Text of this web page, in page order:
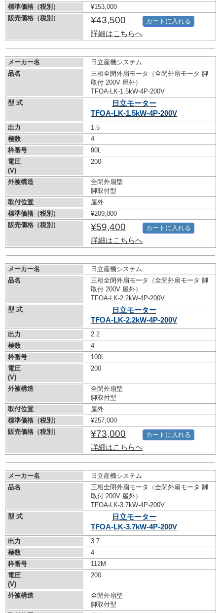
標準価格（税別）
¥153,000
販売価格（税別）
¥43,500
詳細はこちらへ
カートに入れる
メーカー名
日立産機システム
品名
三相全閉外扇モータ（全閉外扇モータ 脚
取付 200V 屋外）
TFOA-LK-1.5kW-4P-200V
型 式
日立モーター
TFOA-LK-1.5kW-4P-200V
出力
1.5
極数
4
枠番号
90L
電圧
(V)
200
外被構造
全閉外扇型
脚取付型
取付位置
屋外
標準価格（税別）
¥209,000
販売価格（税別）
¥59,400
詳細はこちらへ
カートに入れる
メーカー名
日立産機システム
品名
三相全閉外扇モータ（全閉外扇モータ 脚
取付 200V 屋外）
TFOA-LK-2.2kW-4P-200V
型 式
日立モーター
TFOA-LK-2.2kW-4P-200V
出力
2.2
極数
4
枠番号
100L
電圧
(V)
200
外被構造
全閉外扇型
脚取付型
取付位置
屋外
標準価格（税別）
¥257,000
販売価格（税別）
¥73,000
詳細はこちらへ
カートに入れる
メーカー名
日立産機システム
品名
三相全閉外扇モータ（全閉外扇モータ 脚
取付 200V 屋外）
TFOA-LK-3.7kW-4P-200V
型 式
日立モーター
TFOA-LK-3.7kW-4P-200V
出力
3.7
極数
4
枠番号
112M
電圧
(V)
200
外被構造
全閉外扇型
脚取付型